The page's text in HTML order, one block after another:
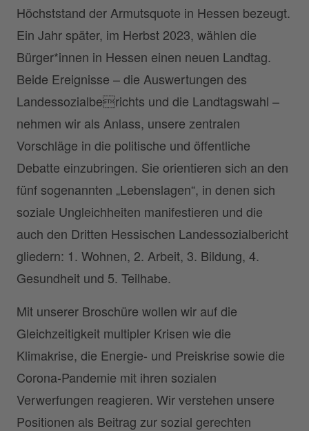
Höchststand der Armutsquote in Hessen bezeugt.
Ein Jahr später, im Herbst 2023, wählen die
Bürger*innen in Hessen einen neuen Landtag.
Beide Ereignisse – die Auswertungen des
Landessozialberichts und die Landtagswahl –
nehmen wir als Anlass, unsere zentralen
Vorschläge in die politische und öffentliche
Debatte einzubringen. Sie orientieren sich an den
fünf sogenannten „Lebenslagen“, in denen sich
soziale Ungleichheiten manifestieren und die
auch den Dritten Hessischen Landessozialbericht
gliedern: 1. Wohnen, 2. Arbeit, 3. Bildung, 4.
Gesundheit und 5. Teilhabe.
Mit unserer Broschüre wollen wir auf die
Gleichzeitigkeit multipler Krisen wie die
Klimakrise, die Energie- und Preiskrise sowie die
Corona-Pandemie mit ihren sozialen
Verwerfungen reagieren. Wir verstehen unsere
Positionen als Beitrag zur sozial gerechten